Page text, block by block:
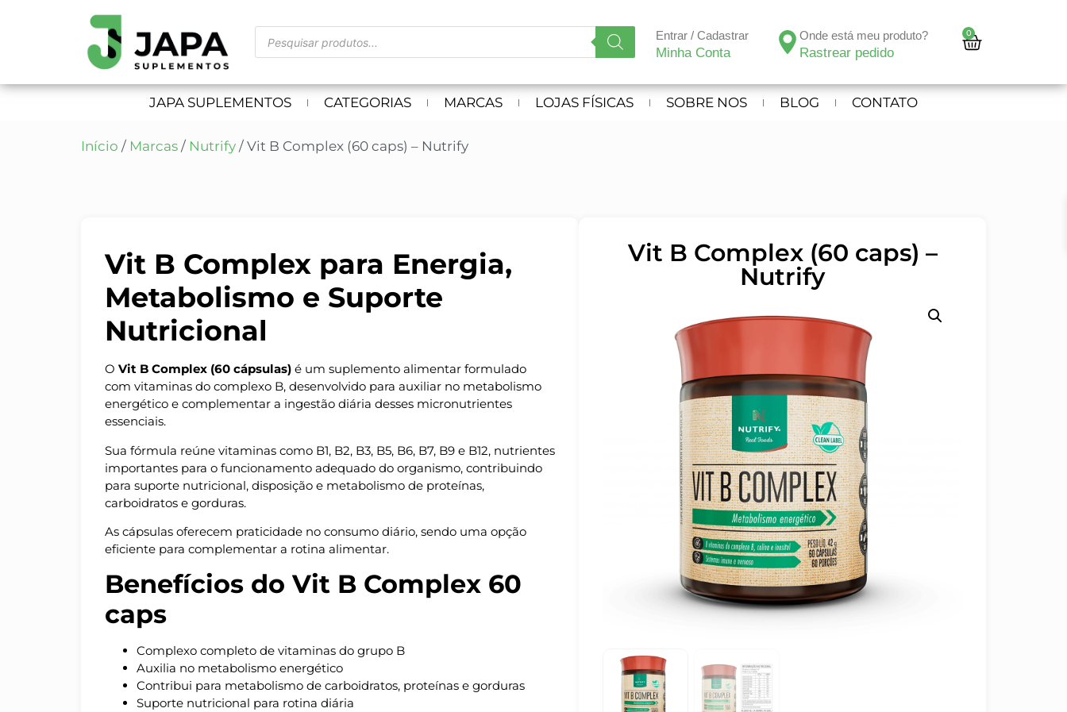
Entrar / Cadastrar
Minha Conta
Onde está meu produto?
Rastrear pedido
0
JAPA SUPLEMENTOS CATEGORIAS MARCAS LOJAS FÍSICAS SOBRE NOS BLOG CONTATO
Início / Marcas / Nutrify / Vit B Complex (60 caps) – Nutrify
Vit B Complex para Energia,
Metabolismo e Suporte
Nutricional
O Vit B Complex (60 cápsulas) é um suplemento alimentar formulado
com vitaminas do complexo B, desenvolvido para auxiliar no metabolismo
energético e complementar a ingestão diária desses micronutrientes
essenciais.
Sua fórmula reúne vitaminas como B1, B2, B3, B5, B6, B7, B9 e B12, nutrientes
importantes para o funcionamento adequado do organismo, contribuindo
para suporte nutricional, disposição e metabolismo de proteínas,
carboidratos e gorduras.
As cápsulas oferecem praticidade no consumo diário, sendo uma opção
eficiente para complementar a rotina alimentar.
Benefícios do Vit B Complex 60
caps
Complexo completo de vitaminas do grupo B
Auxilia no metabolismo energético
Contribui para metabolismo de carboidratos, proteínas e gorduras
Suporte nutricional para rotina diária
Vit B Complex (60 caps) –
Nutrify